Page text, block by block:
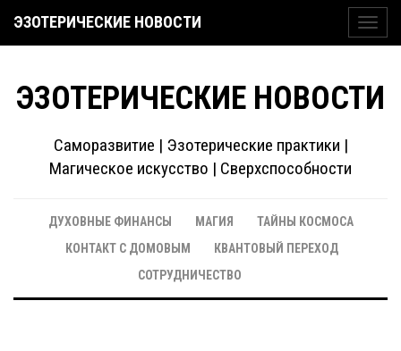
ЭЗОТЕРИЧЕСКИЕ НОВОСТИ
ЭЗОТЕРИЧЕСКИЕ НОВОСТИ
Саморазвитие | Эзотерические практики |
Магическое искусство | Сверхспособности
ДУХОВНЫЕ ФИНАНСЫ МАГИЯ
ТАЙНЫ КОСМОСА
КОНТАКТ С ДОМОВЫМ
КВАНТОВЫЙ ПЕРЕХОД
СОТРУДНИЧЕСТВО